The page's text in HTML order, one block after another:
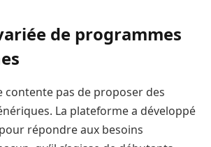
de programmes
contente pas de proposer des
La plateforme a développé
répondre aux besoins